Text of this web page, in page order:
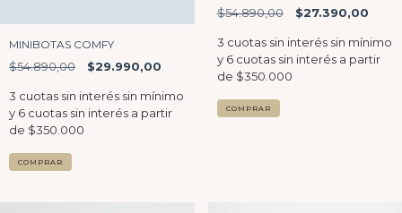
MINIBOTAS COMFY
$54.890,00 $29.990,00
COMPRAR
$54.890,00 $27.390,00
COMPRAR